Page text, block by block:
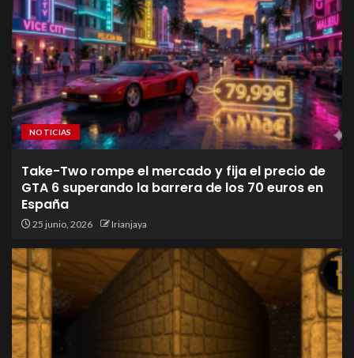
NOTICIAS
Take-Two rompe el mercado y fija el precio de
GTA 6 superando la barrera de los 70 euros en
España
25 junio, 2026 Irianjaya